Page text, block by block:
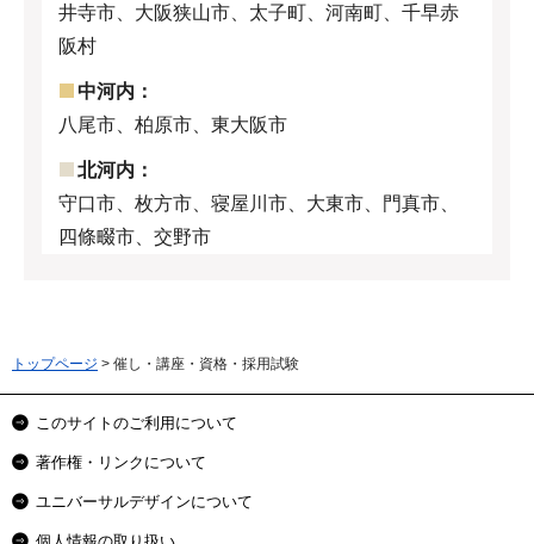
井寺市、大阪狭山市、太子町、河南町、千早赤
阪村
中河内：
八尾市、柏原市、東大阪市
北河内：
守口市、枚方市、寝屋川市、大東市、門真市、
四條畷市、交野市
トップページ > 催し・講座・資格・採用試験
このサイトのご利用について
著作権・リンクについて
ユニバーサルデザインについて